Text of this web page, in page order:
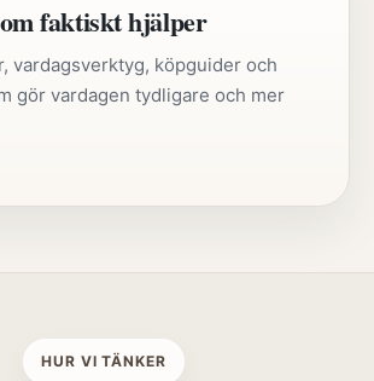
faktiskt hjälper
vardagsverktyg, köpguider och
gör vardagen tydligare och mer
HUR VI TÄNKER